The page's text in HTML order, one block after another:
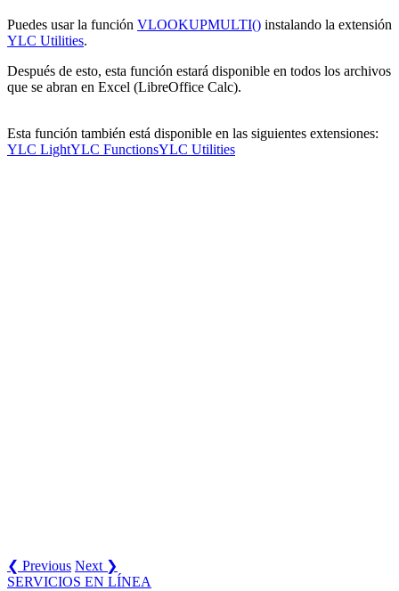
Puedes usar la función VLOOKUPMULTI() instalando la extensión
YLC Utilities.
Después de esto, esta función estará disponible en todos los archivos
que se abran en Excel (LibreOffice Calc).
Esta función también está disponible en las siguientes extensiones:
YLC LightYLC FunctionsYLC Utilities
❮ Previous Next ❯
SERVICIOS EN LÍNEA